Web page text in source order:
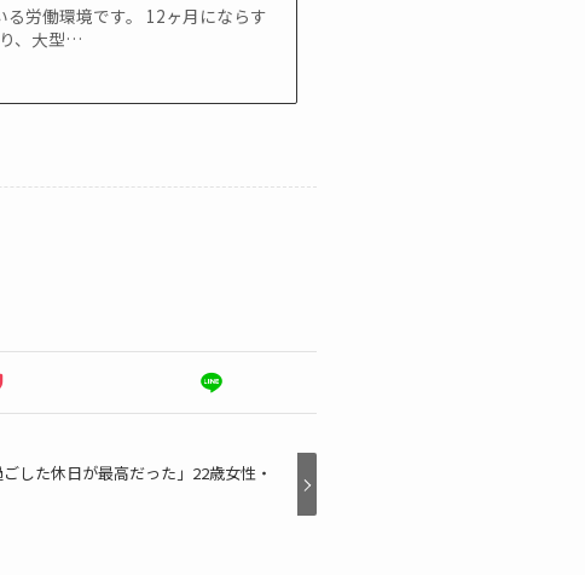
労働環境です。 12ヶ月にならす
、大型…
した休日が最高だった」22歳女性・